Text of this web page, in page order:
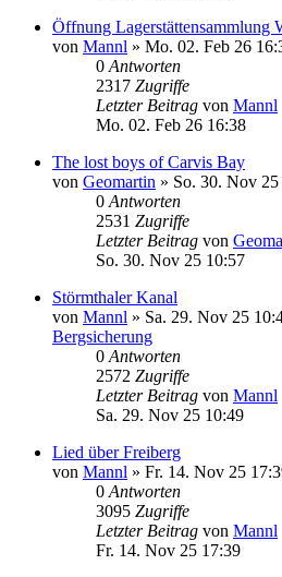
Öffnung Lagerstättensammlung
von Mannl » Mo. 02. Feb 26
0 Antworten
2317 Zugriffe
Letzter Beitrag von Mannl
Mo. 02. Feb 26 16:38
The lost boys of Carvis Bay
von Geomartin » So. 30. Nov
0 Antworten
2531 Zugriffe
Letzter Beitrag von
So. 30. Nov 25 10:57
Störmthaler Kanal
von Mannl » Sa. 29. Nov 25
Bergsicherung
0 Antworten
2572 Zugriffe
Letzter Beitrag von Mannl
Sa. 29. Nov 25 10:49
Lied über Freiberg
von Mannl » Fr. 14. Nov 25
0 Antworten
3095 Zugriffe
Letzter Beitrag von Mannl
Fr. 14. Nov 25 17:39